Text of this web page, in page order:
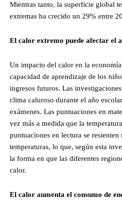
Mientras tanto, la superficie global
extremas ha crecido un 29% entre
El calor extremo puede afectar el
Un impacto del calor en la
capacidad de aprendizaje de los
ingresos futuros. Las
clima caluroso durante el año
exámenes. Las puntuaciones en
vez más a medida que la
puntuaciones en lectura se resienten
temperaturas, lo que, según esta
la forma en que las diferentes
calor.
El calor aumenta el consumo de